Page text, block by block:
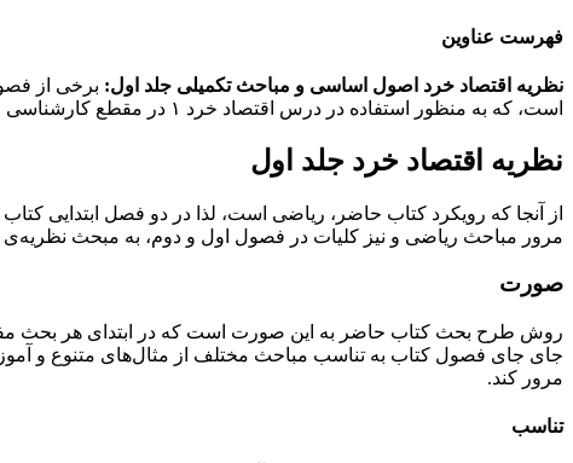
فهرست عناوین
نظریه اقتصاد خرد اصول اساسی و مباحث تکمیلی جلد اول:
است، که به منظور استفاده در درس اقتصاد خرد ۱ در مقطع کارشناسی و کارشناسی ارشد در دانشگاه‌های ایران ترجمه شده است.
نظریه اقتصاد خرد جلد اول
از آنجا که رویکرد کتاب حاضر، ریاضی است، لذا در دو فصل ابتدایی
مرور مباحث ریاضی و نیز کلیات در فصول اول و دوم، به مبحث
صورت
روش طرح بحث کتاب حاضر به این صورت است که در ابتدای هر بحث
جای جای فصول کتاب به تناسب مباحث مختلف از مثال‌های متنوع و
مرور کند.
تناسب